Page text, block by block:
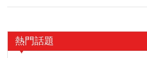
熱門話題